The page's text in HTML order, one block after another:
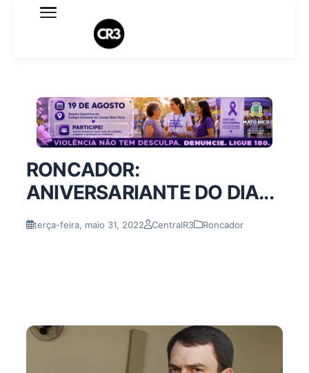
Expediente
Termo de Uso
Sobre o blog
RONCADOR:
ANIVERSARIANTE DO DIA...
terça-feira, maio 31, 2022 CentralR3 Roncador